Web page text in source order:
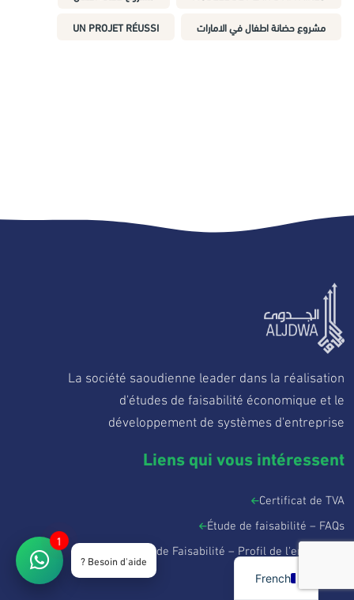
مشروع حضانة اطفال في الامارات
UN PROJET RÉUSSI
La société saoudienne leader dans la réalisation
d'études de faisabilité économique et le
développement de systèmes d'entreprise
Liens qui vous intéressent
Certificat de TVA
Étude de faisabilité – FAQs
Société de Faisabilité – Profil de l'entreprise
جدوى تقنية
1
Besoin d'aide ?
French